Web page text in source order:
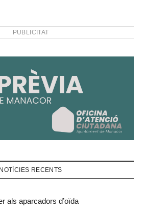
PUBLICITAT
NOTÍCIES RECENTS
als aparcadors d’oïda